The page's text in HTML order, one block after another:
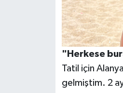
"Herkese
Tatil için
gelmiştim. 2